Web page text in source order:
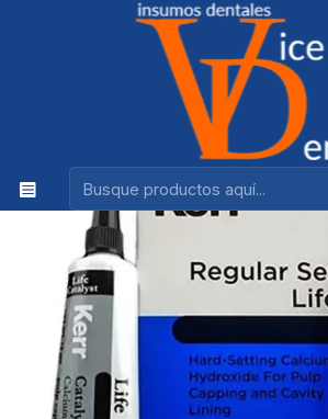
Ventas +56944575313
ADHESION Y RESTAURACION
HIDROXIDO DE CALCIO LIFE REGULAR SET